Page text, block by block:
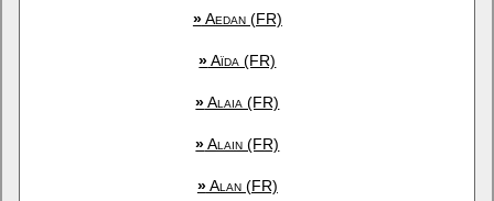
»Aedan (FR)
»Aïda (FR)
»Alaia (FR)
»Alain (FR)
»Alan (FR)